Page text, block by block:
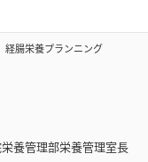
経腸栄養プランニング
養管理部栄養管理室長